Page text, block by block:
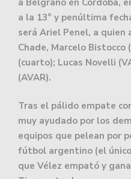
a la 13° y penúltima
será Ariel Penel, a quien
Chade, Marcelo
(cuarto); Lucas Novelli
(AVAR).
Tras el pálido empate
muy ayudado por los
equipos que pelean por
fútbol argentino (el
que Vélez empató y